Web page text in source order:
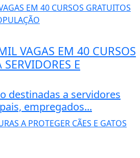
VAGAS EM 40 CURSOS
E
destinadas a servidores
empregados...